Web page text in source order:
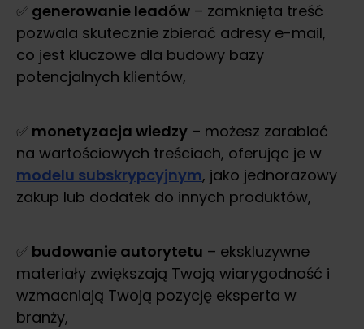
✅ generowanie leadów – zamknięta treść
pozwala skutecznie zbierać adresy e-mail,
co jest kluczowe dla budowy bazy
potencjalnych klientów,
✅ monetyzacja wiedzy – możesz zarabiać
na wartościowych treściach, oferując je w
modelu subskrypcyjnym, jako jednorazowy
zakup lub dodatek do innych produktów,
✅ budowanie autorytetu – ekskluzywne
materiały zwiększają Twoją wiarygodność i
wzmacniają Twoją pozycję eksperta w
branży,